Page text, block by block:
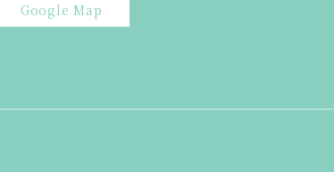
Google Map